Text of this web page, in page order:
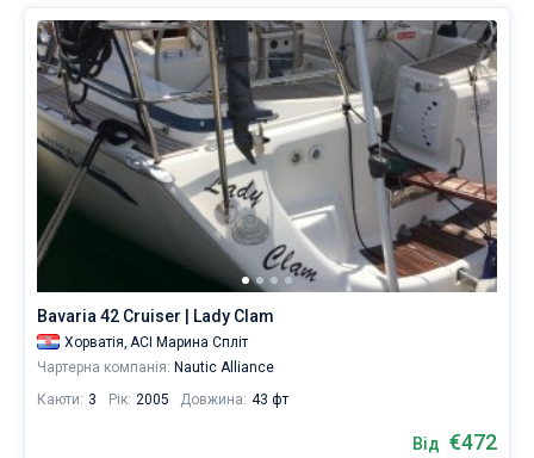
Bavaria 42 Cruiser | Lady Clam
Хорватія, ACI Марина Спліт
Чартерна компанія: Nautic Alliance
Каюти: 3 Рік: 2005 Довжина: 43 фт
Від €472